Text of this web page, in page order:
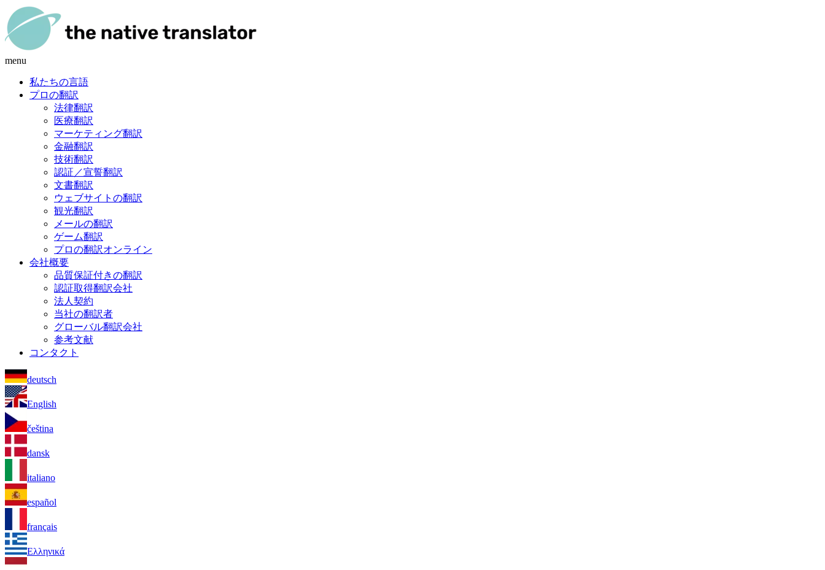
menu
私たちの言語
プロの翻訳
法律翻訳
医療翻訳
マーケティング翻訳
金融翻訳
技術翻訳
認証／宣誓翻訳
文書翻訳
ウェブサイトの翻訳
観光翻訳
メールの翻訳
ゲーム翻訳
プロの翻訳オンライン
会社概要
品質保証付きの翻訳
認証取得翻訳会社
法人契約
当社の翻訳者
グローバル翻訳会社
参考文献
コンタクト
deutsch
English
čeština
dansk
italiano
español
français
Ελληνικά